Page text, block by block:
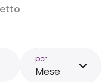
per
Mese